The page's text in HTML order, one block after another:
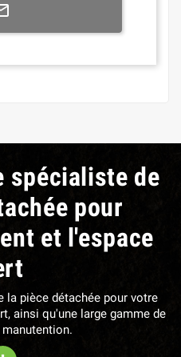
spécialiste de
pour
et l'espace
la pièce détachée pour votre
ainsi qu'une large gamme de